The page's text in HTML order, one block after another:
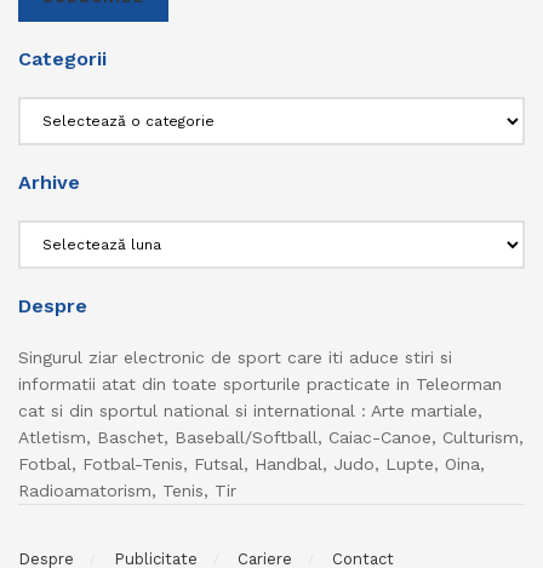
Categorii
Arhive
Despre
Singurul ziar electronic de sport care iti aduce stiri si
informatii atat din toate sporturile practicate in Teleorman
cat si din sportul national si international : Arte martiale,
Atletism, Baschet, Baseball/Softball, Caiac-Canoe, Culturism,
Fotbal, Fotbal-Tenis, Futsal, Handbal, Judo, Lupte, Oina,
Radioamatorism, Tenis, Tir
Despre Publicitate Cariere Contact